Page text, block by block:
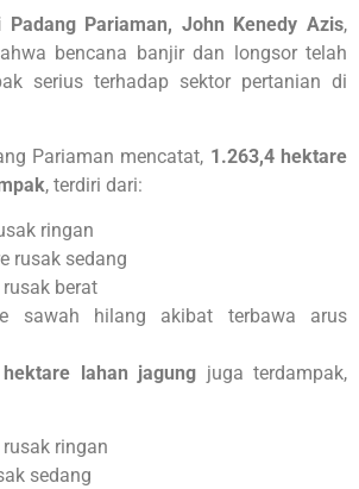
Padang Pariaman, John Kenedy Azis,
bencana banjir dan longsor telah
serius terhadap sektor pertanian di
Pariaman mencatat, 1.263,4 hektare
, terdiri dari:
ringan
rusak sedang
berat
sawah hilang akibat terbawa arus
hektare lahan jagung juga terdampak,
ringan
sedang